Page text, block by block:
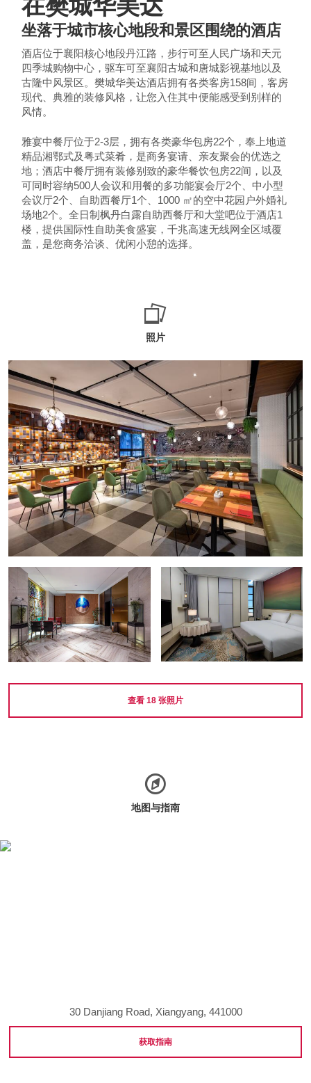
在樊城华美达
坐落于城市核心地段和景区围绕的酒店
酒店位于襄阳核心地段丹江路，步行可至人民广场和天元
四季城购物中心，驱车可至襄阳古城和唐城影视基地以及
古隆中风景区。樊城华美达酒店拥有各类客房158间，客房
现代、典雅的装修风格，让您入住其中便能感受到别样的
风情。
雅宴中餐厅位于2-3层，拥有各类豪华包房22个，奉上地道
精品湘鄂式及粤式菜肴，是商务宴请、亲友聚会的优选之
地；酒店中餐厅拥有装修别致的豪华餐饮包房22间，以及
可同时容纳500人会议和用餐的多功能宴会厅2个、中小型
会议厅2个、自助西餐厅1个、1000 ㎡的空中花园户外婚礼
场地2个。全日制枫丹白露自助西餐厅和大堂吧位于酒店1
楼，提供国际性自助美食盛宴，千兆高速无线网全区域覆
盖，是您商务洽谈、优闲小憩的选择。
照片
查看 18 张照片
地图与指南
30 Danjiang Road, Xiangyang, 441000
获取指南